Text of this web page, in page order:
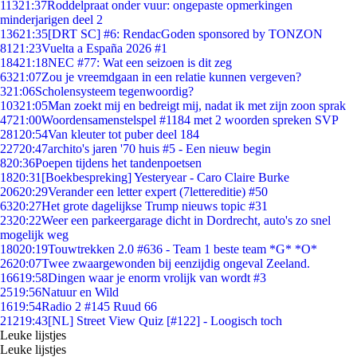
11321:37Roddelpraat onder vuur: ongepaste opmerkingen
minderjarigen deel 2
13621:35[DRT SC] #6: RendacGoden sponsored by TONZON
81 21:23Vuelta a España 2026 #1
18421:18NEC #77: Wat een seizoen is dit zeg
6321:07Zou je vreemdgaan in een relatie kunnen vergeven?
321:06Scholensysteem tegenwoordig?
10321:05Man zoekt mij en bedreigt mij, nadat ik met zijn zoon sprak
4721:00Woordensamenstelspel #1184 met 2 woorden spreken SVP
281 20:54Van kleuter tot puber deel 184
22720:47archito's jaren '70 huis #5 - Een nieuw begin
820:36Poepen tijdens het tandenpoetsen
1820:31 [Boekbespreking] Yesteryear - Caro Claire Burke
20620:29Verander een letter expert (7lettereditie) #50
6320:27Het grote dagelijkse Trump nieuws topic #31
2320:22Weer een parkeergarage dicht in Dordrecht, auto's zo snel
mogelijk weg
18020:19Touwtrekken 2.0 #636 - Team 1 beste team *G* *O*
2620:07Twee zwaargewonden bij eenzijdig ongeval Zeeland.
16619:58Dingen waar je enorm vrolijk van wordt #3
2519:56Natuur en Wild
1619:54Radio 2 #145 Ruud 66
21219:43[NL] Street View Quiz [#122] - Loogisch toch
Leuke lijstjes
Leuke lijstjes